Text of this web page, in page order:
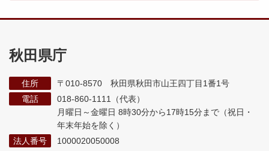
秋田県庁
住所
〒010-8570 秋田県秋田市山王四丁目1番1号
電話
018-860-1111（代表）
月曜日～金曜日 8時30分から17時15分まで （祝日・
年末年始を除く）
法人番号
1000020050008